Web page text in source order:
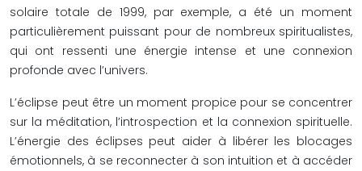
solaire totale de 1999, par exemple, a été un moment
particulièrement puissant pour de nombreux spiritualistes,
qui ont ressenti une énergie intense et une connexion
profonde avec l’univers.
L’éclipse peut être un moment propice pour se concentrer
sur la méditation, l’introspection et la connexion spirituelle.
L’énergie des éclipses peut aider à libérer les blocages
émotionnels, à se reconnecter à son intuition et à accéder